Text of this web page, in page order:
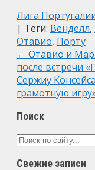
Лига
| Теги: Венделл,
Отавио, Порту
Post
navigation
← Отавио и
после встречи
Сержиу
грамотную
Поиск
Свежие записи